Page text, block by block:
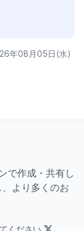
年08月05日(水)
で作成・共有し
より多くのお
ください